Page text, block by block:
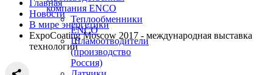
компания ENCO
Теплообменники
ENCO
Шламоотводители
(производство
Россия)
Главная
Новости
В мире энергетики
ExpoCoating Moscow 2017 - международная выставка
технологий